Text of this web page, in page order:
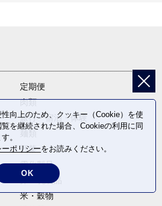
定期便
肉類
旅行・宿泊・体験
野菜
電化製品
卵・乳製品
米・穀物
向上のため、クッキー（Cookie）を使
を継続された場合、Cookieの利用に同
。
ポリシーをお読みください。
OK